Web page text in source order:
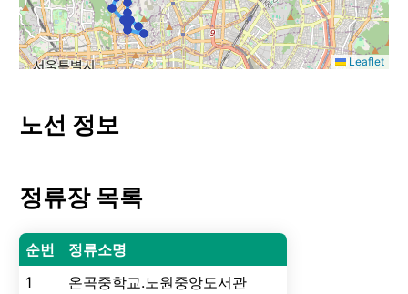
Leaflet
노선 정보
정류장 목록
순번
정류소명
1
온곡중학교.노원중앙도서관